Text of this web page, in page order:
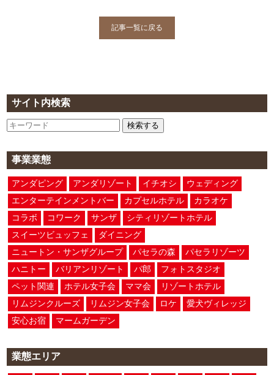
サイト内検索
検索する
事業業態
アンダピング アンダリゾート イチオシ
ウェディング
エンターテインメントバー
カプセルホテル
カラオケ
コラボ
コワーク サンザ
シティリゾートホテル
スイーツビュッフェ
ダイニング
ニュートン・サンザグループ
パセラの森
パセラリゾーツ
ハニトー
バリアンリゾート パ郎
フォトスタジオ
ペット関連
ホテル女子会 ママ会
リゾートホテル
リムジンクルーズ
リムジン女子会 ロケ
愛犬ヴィレッジ
安心お宿
マームガーデン
業態エリア
記事一覧に戻る